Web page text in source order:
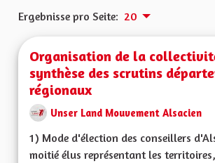
Ergebnisse pro Seite: 20
Organisation de la
synthèse des scrutins
régionaux
Unser Land Mouvement Alsacien
1) Mode d'élection des conseillers
moitié élus représentant les